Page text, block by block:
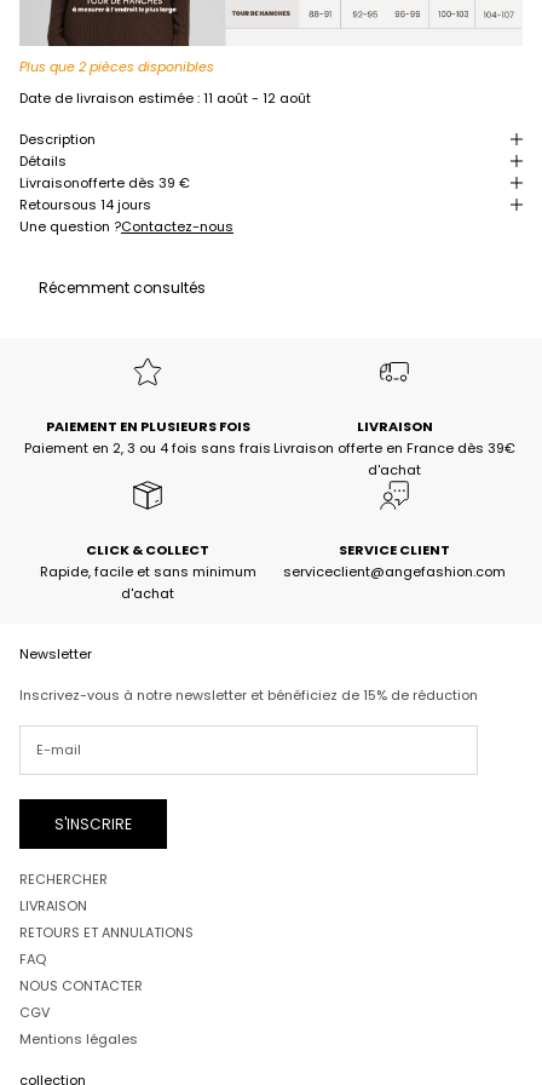
Plus que 2 pièces disponibles
Date de livraison estimée :11 août - 12 août
Description
Détails
Livraisonofferte dès 39 €
Retoursous 14 jours
Une question ?Contactez-nous
Récemment consultés
PAIEMENT EN PLUSIEURS FOIS
Paiement en 2, 3 ou 4 fois sans frais
LIVRAISON
Livraison offerte en France dès 39€
d'achat
CLICK & COLLECT
Rapide, facile et sans minimum
d'achat
SERVICE CLIENT
serviceclient@angefashion.com
Newsletter
Inscrivez-vous à notre newsletter et bénéficiez de 15% de réduction
S'INSCRIRE
RECHERCHER
LIVRAISON
RETOURS ET ANNULATIONS
FAQ
NOUS CONTACTER
CGV
Mentions légales
collection